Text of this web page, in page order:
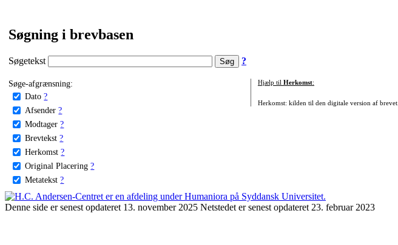
Søgning i brevbasen
Søgetekst ?
Søge-afgrænsning:
Dato ?
Afsender ?
Modtager ?
Brevtekst ?
Herkomst ?
Original Placering ?
Metatekst ?
Hjælp til Herkomst:
Herkomst: kilden til den digitale version af brevet.
Denne side er senest opdateret 13. november 2025 Netstedet er senest opdateret 23. februar 2023